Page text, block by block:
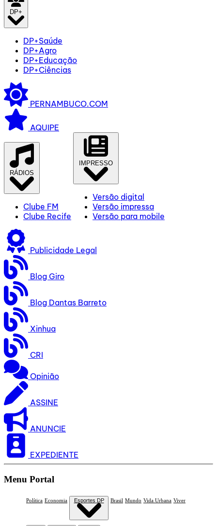
DP+
DP+Saúde
DP+Agro
DP+Educação
DP+Ciências
PERNAMBUCO.COM
AQUIPE
RÁDIOS
Clube FM
Clube Recife
IMPRESSO
Versão digital
Versão impressa
Versão para mobile
Publicidade Legal
Blog Giro
Blog Dantas Barreto
Xinhua
CRI
Opinião
ASSINE
ANUNCIE
EXPEDIENTE
Menu Portal
Política Economia Esportes DP Brasil Mundo Vida Urbana Viver